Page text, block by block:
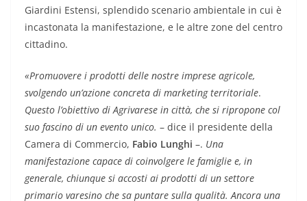
Giardini Estensi, splendido scenario ambientale in cui è
incastonata la manifestazione, e le altre zone del centro
cittadino.
«Promuovere i prodotti delle nostre imprese agricole,
svolgendo un’azione concreta di marketing territoriale.
Questo l’obiettivo di Agrivarese in città, che si ripropone col
suo fascino di un evento unico. – dice il presidente della
Camera di Commercio, Fabio Lunghi –. Una
manifestazione capace di coinvolgere le famiglie e, in
generale, chiunque si accosti ai prodotti di un settore
primario varesino che sa puntare sulla qualità. Ancora una